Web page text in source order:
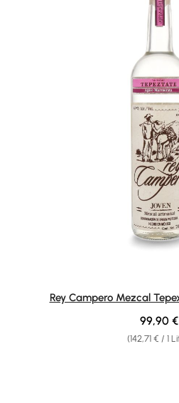
Rey Campero Mezcal
(142,71 € / 1
99,90 €